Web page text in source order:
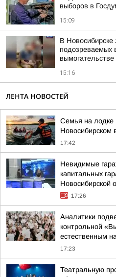
выборов в
15:09
В
подозреваемых
вымогательстве
15:16
ЛЕНТА НОВОСТЕЙ
Семья на лодке
Новосибирском
17:42
Невидимые
капитальных
Новосибирской
17:26
Аналитики
контрольной
естественным
17:23
Театральную